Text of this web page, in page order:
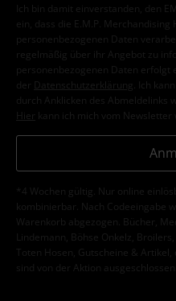
Ich bin damit einverstanden, den
ein, dass die E.M.P.
personenbezogenen Daten
regelmäßig über ihr Angebot zu
personenbezogenen Daten erfolgt
der
Datenschutzerklärung
. Ich
durch Anklicken des Abmeldelinks
Hier kann ich mich vom Newsletter
*4 Wochen gültig. Nur online
kombinierbar. Nach Codeeingabe
Warenkorb abgezogen. Bücher,
Lindemann, Böhse Onkelz,
Toten Hosen, Gutscheine &
sind von der Aktion ausgeschlossen.